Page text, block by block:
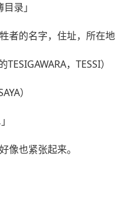
录」
者的名字，住址，所在
，TESSI）
）
像也紧张起来。